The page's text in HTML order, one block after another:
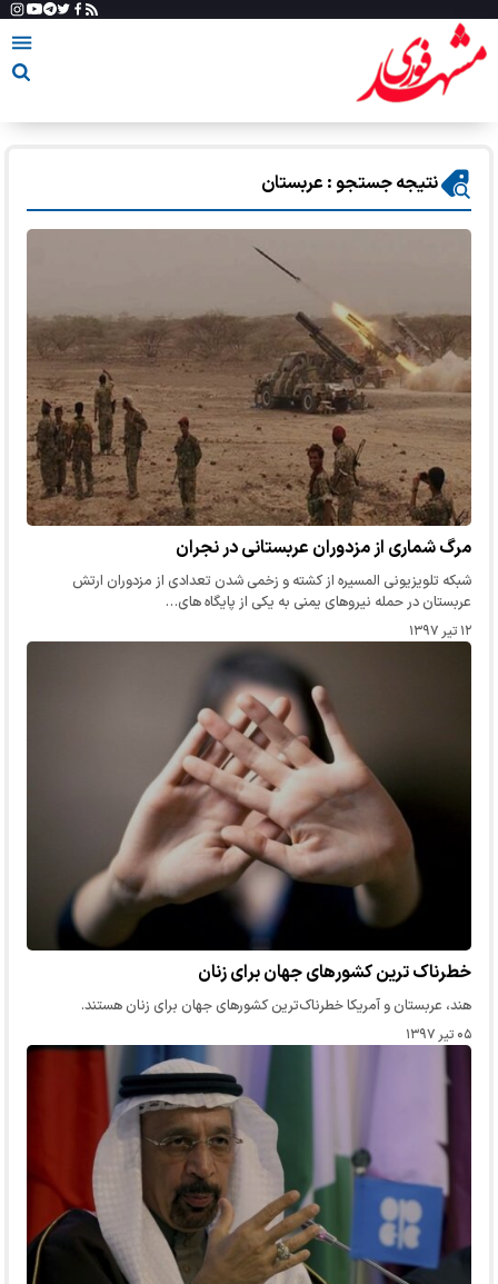
نتیجه جستجو : عربستان
مرگ شماری از مزدوران عربستانی در نجران
شبکه تلویزیونی المسیره از کشته و زخمی شدن تعدادی از مزدوران ارتش
عربستان در حمله نیروهای یمنی به یکی از پایگاه های…
۱۲ تیر ۱۳۹۷
خطرناک ترین کشورهای جهان برای زنان
هند، عربستان و آمریکا خطرناک‌ترین کشورهای جهان برای زنان هستند.
۰۵ تیر ۱۳۹۷